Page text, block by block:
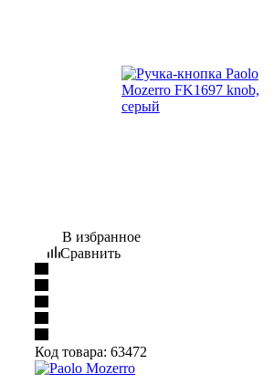
В избранное
Сравнить
Код товара: 63472